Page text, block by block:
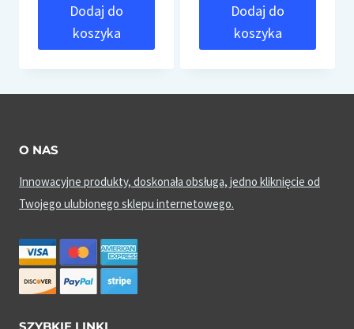
Dodaj do
koszyka
Dodaj do
koszyka
O NAS
Innowacyjne produkty, doskonała obsługa, jedno kliknięcie od
Twojego ulubionego sklepu internetowego.